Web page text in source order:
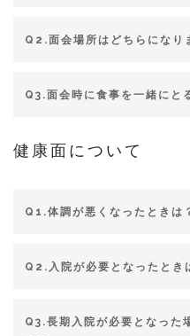
Q2.面会場所はどちらになり
Q3.面会時に食事を一緒にと
健康面について
Q1.体調が悪くなったときは
Q2.入院が必要となったとき
Q3.長期入院が必要となった